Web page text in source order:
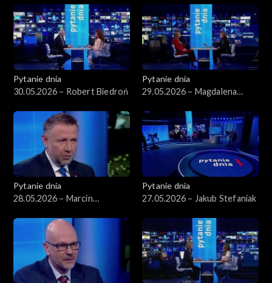
Pytanie dnia
30.05.2026 – Robert Biedroń
Pytanie dnia
29.05.2026 – Magdalena
Pytanie dnia
28.05.2026 – Marcin
Pytanie dnia
27.05.2026 – Jakub Stefaniak